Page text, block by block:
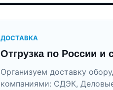
ДОСТАВКА
Отгрузка по России и
Организуем доставку
компаниями: СДЭК,